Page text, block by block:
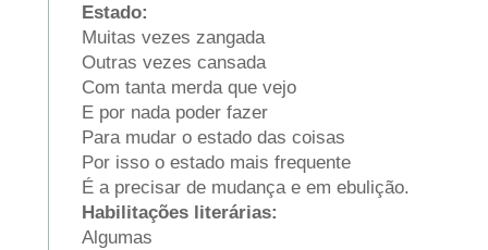
Estado:
Muitas vezes zangada
Outras vezes cansada
Com tanta merda que vejo
E por nada poder fazer
Para mudar o estado das coisas
Por isso o estado mais frequente
É a precisar de mudança e em ebulição.
Habilitações literárias:
Algumas